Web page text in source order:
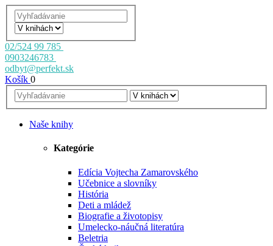
02/524 99 785
0903246783
odbyt@perfekt.sk
Košík 0
Naše knihy
Kategórie
Edícia Vojtecha Zamarovského
Učebnice a slovníky
História
Deti a mládež
Biografie a životopisy
Umelecko-náučná literatúra
Beletria